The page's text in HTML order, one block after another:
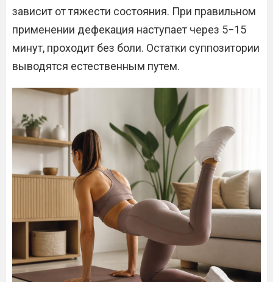
зависит от тяжести состояния. При правильном
применении дефекация наступает через 5−15
минут, проходит без боли. Остатки суппозитории
выводятся естественным путем.